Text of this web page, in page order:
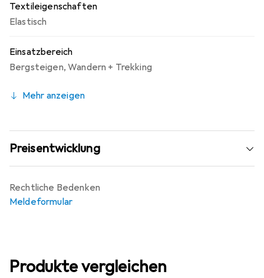
Textileigenschaften
Elastisch
Einsatzbereich
Bergsteigen,Wandern + Trekking
Mehr anzeigen
Preisentwicklung
Rechtliche Bedenken
Meldeformular
Produkte vergleichen